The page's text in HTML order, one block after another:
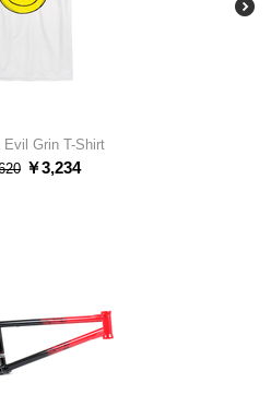
Evil Grin T-Shirt
￥3,234